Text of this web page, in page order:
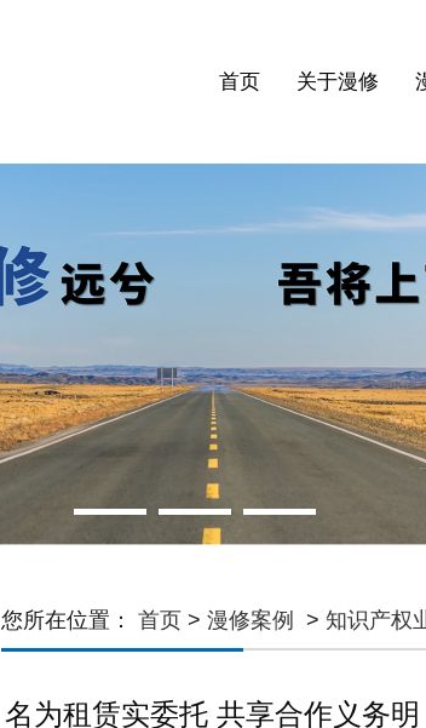
首页 关于漫修
您所在位置： 首页 > 漫修案例 > 知识产权
名为租赁实委托 共享合作义务